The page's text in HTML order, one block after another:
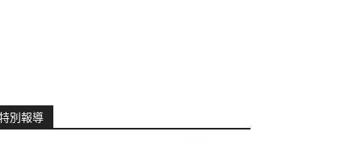
別報導